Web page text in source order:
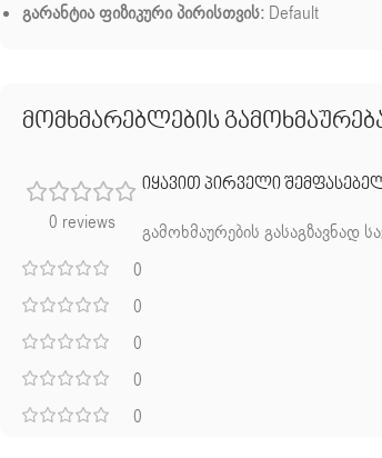
გარანტია ფიზიკური პირისთვის: Default
მომხმარებლების
0 reviews
0
0
0
0
0
იყავით პირველი შემფასებელი:
გამოხმაურების გასაგზავნად